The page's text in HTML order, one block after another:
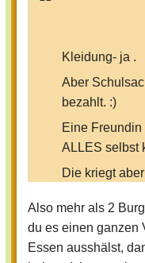
Kleidung- ja .
Aber
bezahlt. :)
Eine
ALLES selbst
Die kriegt
Zurück zum
Wie geht es
Also mehr als 2
du es einen ganzen
Essen ausshälst,